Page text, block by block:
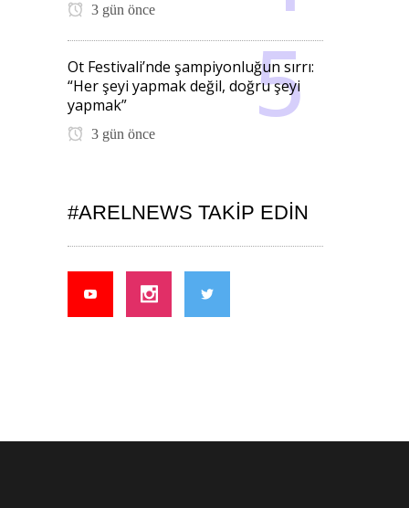
3 gün önce
Ot Festivali’nde şampiyonluğun sırrı:
“Her şeyi yapmak değil, doğru şeyi
yapmak”
3 gün önce
#ARELNEWS TAKIP EDIN